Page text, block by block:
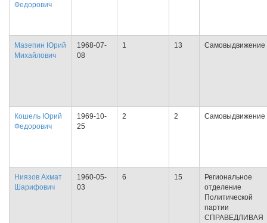
Федорович
Мазепин Юрий
Михайлович
1968-07-
08
1 13 Самовыдвижение
Кошель Юрий
Федорович
1969-10-
25
2 2 Самовыдвижение
Ниязов Ахмат
Шарифович
1960-05-
03
6 15
Региональное
отделение
Политической
партии
СПРАВЕДЛИВАЯ